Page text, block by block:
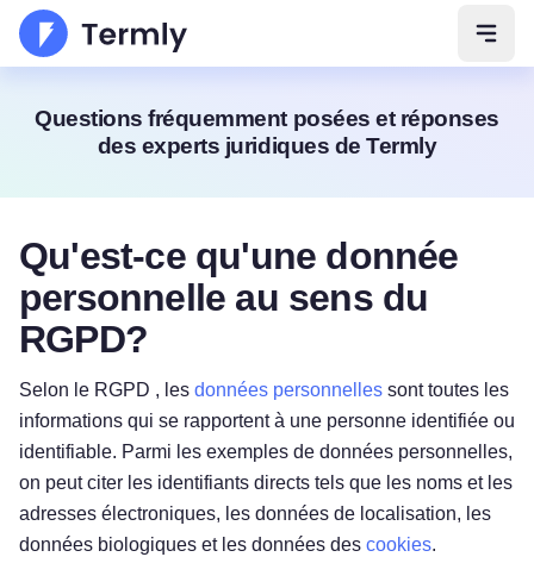
Questions fréquemment posées et réponses
des experts juridiques de Termly
Qu'est-ce qu'une donnée
personnelle au sens du
RGPD?
Selon le RGPD , les données personnelles sont toutes les
informations qui se rapportent à une personne identifiée ou
identifiable. Parmi les exemples de données personnelles,
on peut citer les identifiants directs tels que les noms et les
adresses électroniques, les données de localisation, les
données biologiques et les données des cookies.